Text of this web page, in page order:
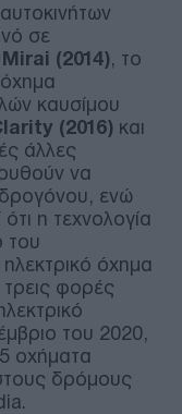
σε
(2014), το
καυσίμου
(2016) και
άλλες
να
ενώ
η τεχνολογία
του
όχημα
φορές
του 2020,
οχήματα
δρόμους